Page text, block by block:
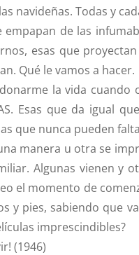
navideñas. Todas y
empapan de las
esas que
Qué le vamos a hacer.
la vida cuando
Esas que da igual
que nunca pueden
manera u otra se
Algunas vienen y
el momento de
y pies, sabiendo que
imprescindibles?
(1946)